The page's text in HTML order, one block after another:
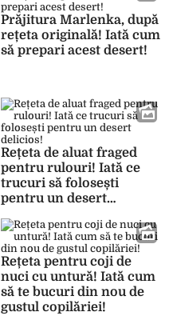
Prăjitura Marlenka, după
rețeta originală! Iată cum
să prepari acest desert!
Rețeta de aluat fraged
pentru rulouri! Iată ce
trucuri să folosești
pentru un desert
Rețeta pentru coji de
nuci cu untură! Iată cum
să te bucuri din nou de
gustul copilăriei!